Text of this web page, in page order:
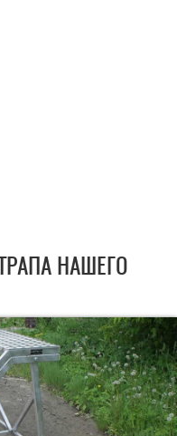
НАШЕГО